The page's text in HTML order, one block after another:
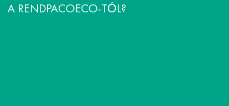
A RENDPACOECO-TÓL?